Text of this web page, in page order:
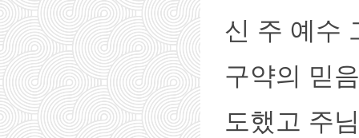
신 주 예수
구약의 믿
도했고 주